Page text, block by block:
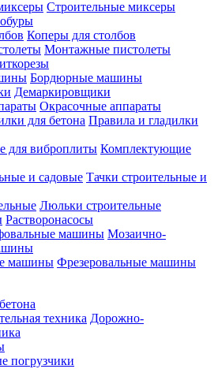
Строительные миксеры
Коперы для столбов
Монтажные пистолеты
Бордюрные машины
Демаркировщики
Окрасочные аппараты
Правила и гладилки
Комплектующие
Тачки строительные и
Люльки строительные
Растворонасосы
Мозаично-
Фрезеровальные машины
Дорожно-
погрузчики